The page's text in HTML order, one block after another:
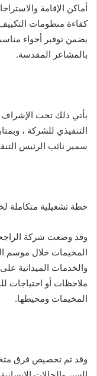
أماكن الإقامة
كفاءة منظومات التكييف
يضمن توفير أجواء
بالمشاعر المقدسة.
يأتي ذلك تحت الإشراف
التنفيذي للشركة ،
سمير نائب الرئيس
خطة تشغيلية متكاملة
وقد وضعت شركة
المخيمات خلال موسم
والخدمات الميدانية
ملاحظات أو احتياجات
المخيمات ومحيطها.
وقد تم تخصيص فرق